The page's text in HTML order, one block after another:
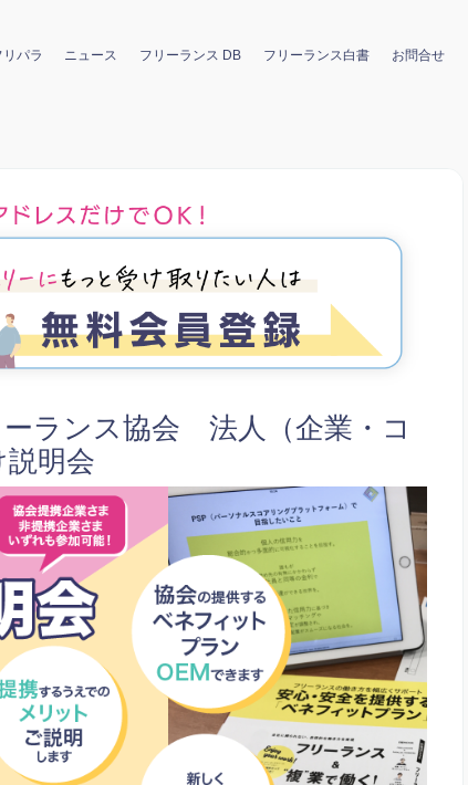
リパラ ニュース フリーランス DB フリーランス白書 お問合せ
ーランス協会 法人（企業・コ
明会